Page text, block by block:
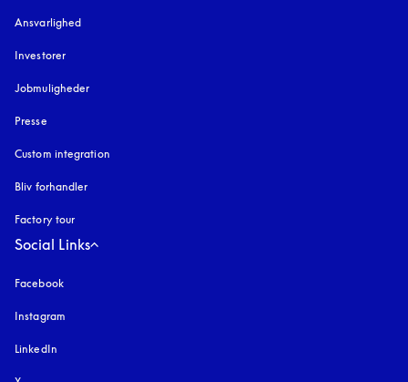
Ansvarlighed
Investorer
Jobmuligheder
Presse
Custom integration
Bliv forhandler
Factory tour
Social Links
Facebook
Instagram
LinkedIn